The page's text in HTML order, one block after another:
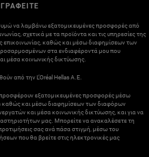
να λαμβάνω εξατομικευμένες προσφορές από
σχετικά με τα προϊόντα και τις υπηρεσίες της
επικοινωνίας, καθώς και μέσω διαφημίσεων των
στα ενδιαφέροντά μου που
μέσα κοινωνικής δικτύωσης.
από την L’Oréal Hellas A.E.
εξατομικευμένες προσφορές μέσω
καθώς και μέσω διαφημίσεων των διαφόρων
και μέσα κοινωνικής δικτύωσης, και για να
μας. Μπορείτε να ανακαλέσετε τη
σας ανά πάσα στιγμή, μέσω του
που θα βρείτε στις ηλεκτρονικές μας